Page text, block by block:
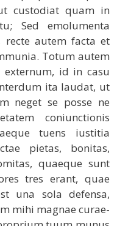
custodiat quam in
Sed emolumenta
recte autem facta et
Totum autem
id in casu
ita laudat, ut
neget se posse ne
coniunctionis
tuens iustitia
pietas, bonitas,
quaeque sunt
tres erant, quae
una sola defensa,
mihi magnae curae-